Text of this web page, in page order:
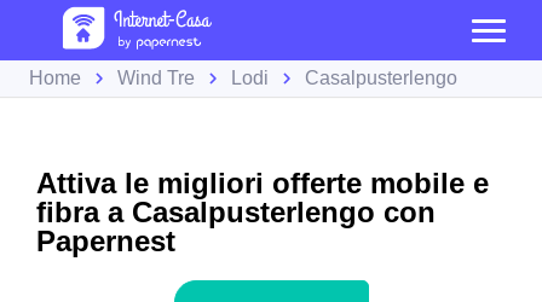
Home Wind Tre Lodi Casalpusterlengo